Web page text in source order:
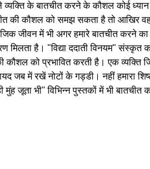
के बातचीत करने के कौशल कोई ध्यान
की कौशल को समझ सकता है तो आखिर वह
जीवन में भी अगर हमारे बातचीत करने का
है। "विद्या ददाती विनयम" संस्कृत का
को प्रभावित करती है। एक व्यक्ति
जब में रखें नोटों के गड्डी। नहीं हमारा
जूता भी" विभिन्न पुस्तकों में भी बातचीत